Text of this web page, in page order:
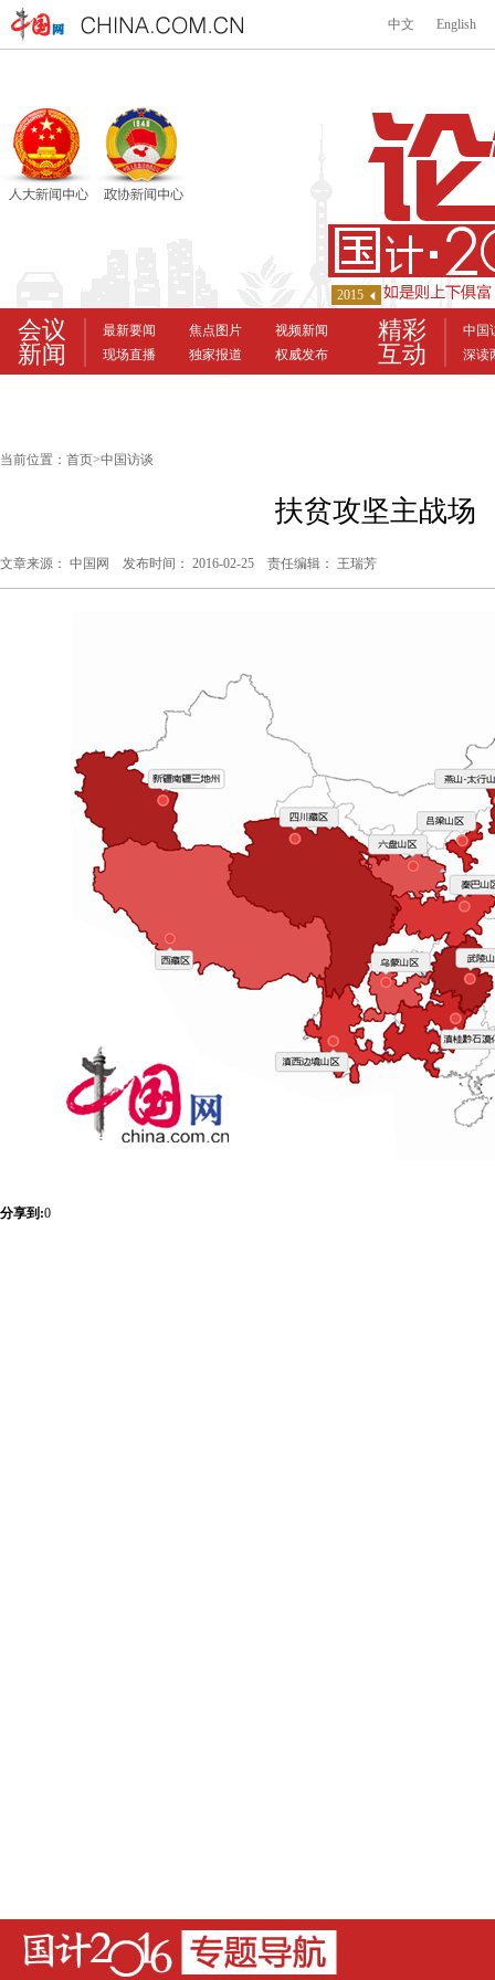
当前位置： 首页>中国访谈
扶贫攻坚主战场
文章来源： 中国网 发布时间： 2016-02-25 责任编辑： 王瑞芳
分享到:0